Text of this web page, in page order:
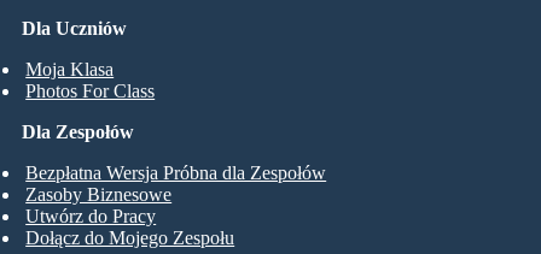
Dla Uczniów
Moja Klasa
Photos For Class
Dla Zespołów
Bezpłatna Wersja Próbna dla Zespołów
Zasoby Biznesowe
Utwórz do Pracy
Dołącz do Mojego Zespołu